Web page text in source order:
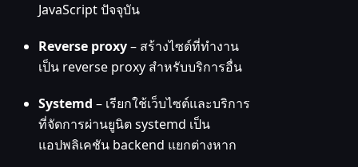
JavaScript ปัจจุบัน
Reverse proxy– สร้างไซต์ที่ทำงาน
เป็น reverse proxy สำหรับบริการอื่น
Systemd – เรียกใช้เว็บไซต์และบริการ
ที่จัดการผ่านยูนิต systemd เป็น
แอปพลิเคชัน backend แยกต่างหาก